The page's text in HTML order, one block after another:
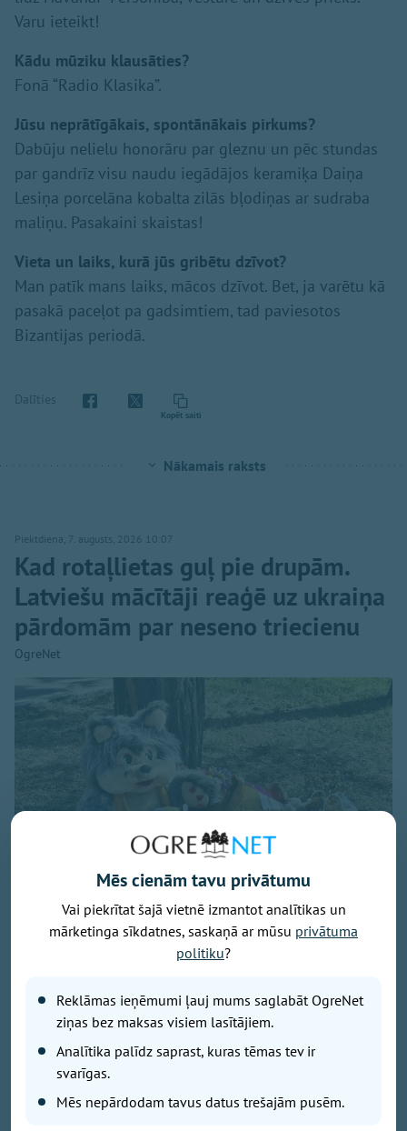
Varu ieteikt!
Kādu mūziku klausāties?
Fonā “Radio Klasika”.
Jūsu neprātīgākais, spontānākais pirkums?
Dabūju nelielu honorāru par gleznu un pēc stundas
par gandrīz visu naudu iegādājos keramiķa Daiņa
Lesiņa porcelāna kobalta zilās bļodiņas ar sudraba
maliņu. Pasakaini skaistas!
Vieta un laiks, kurā jūs gribētu dzīvot?
Man patīk mans laiks, mācos dzīvot. Bet, ja varētu kā
pasakā paceļot pa gadsimtiem, tad paviesotos
Bizantijas periodā.
Dalīties
Kopēt saiti
Nākamais raksts
Piektdiena, 7. augusts, 2026 10:07
Kad rotaļlietas guļ pie drupām.
Latviešu mācītāji reaģē uz ukraiņa
pārdomām par neseno triecienu
OgreNet
Raksts balstīts uz kāda Ukrainas kristieša liecību, kas
publicēta pēc Krievijas gaisa bumbas trieciena
pilsētas centrā. Pirms dažām nedēļām Krievijas
vadāmā gaisa bumba (KAB) iznīcināja dzīvojamo
māju kādas Ukrainas pilsētas centrā. Gaišā dienas
laikā. Trieciena rezultātā gāja bojā bērni. Viņu
Mēs cienām tavu privātumu
Vai piekrītat šajā vietnē izmantot analītikas un
mārketinga sīkdatnes, saskaņā ar mūsu privātuma
politiku?
Reklāmas ieņēmumi ļauj mums saglabāt OgreNet
ziņas bez maksas visiem lasītājiem.
Analītika palīdz saprast, kuras tēmas tev ir
svarīgas.
Mēs nepārdodam tavus datus trešajām pusēm.